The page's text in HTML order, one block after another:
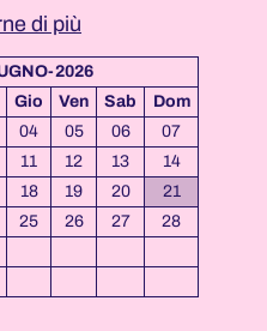
di più
2026
Gio Ven Sab
Dom
04 05 06
07
11 12 13
14
18 19 20
21
25 26 27
28